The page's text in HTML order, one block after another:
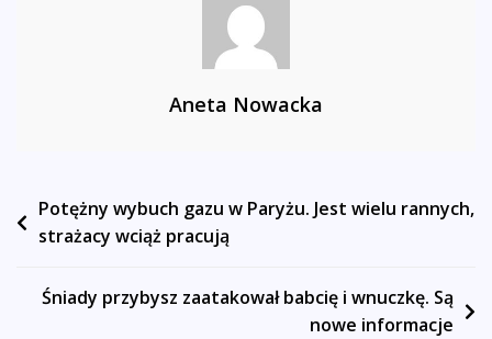
Aneta Nowacka
Nawigacja
wpisu
Potężny wybuch gazu w Paryżu. Jest wielu rannych,
strażacy wciąż pracują
Śniady przybysz zaatakował babcię i wnuczkę. Są
nowe informacje